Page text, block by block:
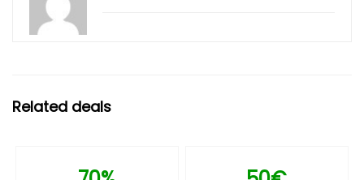
Related deals